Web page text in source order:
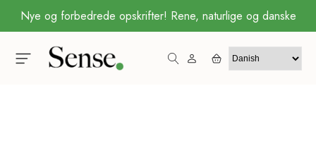
Nye og forbedrede opskrifter! Rene, naturlige og danske